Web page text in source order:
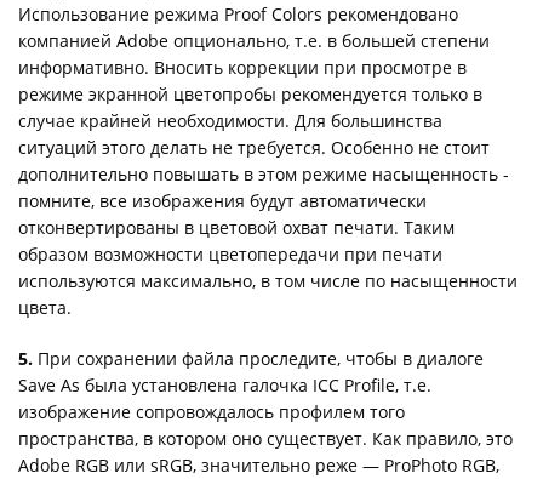
Использование режима Proof Colors рекомендовано
компанией Adobe опционально, т.е. в большей степени
информативно. Вносить коррекции при просмотре в
режиме экранной цветопробы рекомендуется только в
случае крайней необходимости. Для большинства
ситуаций этого делать не требуется. Особенно не стоит
дополнительно повышать в этом режиме насыщенность -
помните, все изображения будут автоматически
отконвертированы в цветовой охват печати. Таким
образом возможности цветопередачи при печати
используются максимально, в том числе по насыщенности
цвета.
5. При сохранении файла проследите, чтобы в диалоге
Save As была установлена галочка ICC Profile, т.е.
изображение сопровождалось профилем того
пространства, в котором оно существует. Как правило, это
Adobe RGB или sRGB, значительно реже — ProPhoto RGB,